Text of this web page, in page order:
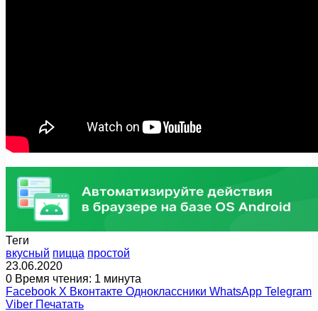
Теги
вкусный пицца простой
23.06.2020
0 Время чтения: 1 минута
Facebook X Вконтакте Одноклассники WhatsApp Telegram
Viber Печатать